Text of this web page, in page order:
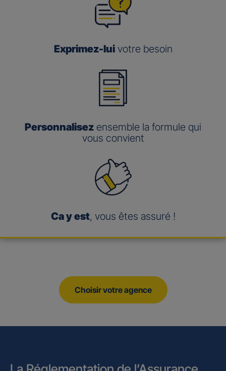
Exprimez-luivotre besoin
Personnalisez ensemble la formule qui
vous convient
Ca y est, vous êtes assuré !
Choisir votre agence